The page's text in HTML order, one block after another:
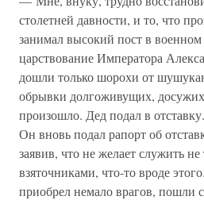
столетней давности, и то, что
занимал высокий пост в военном
царствование Императора
дошли только шорохи от
обрывки долгоживущих,
произошло. Дед подал в
Он вновь подал рапорт об
заявив, что не желает служить
взяточниками, что-то вроде
приобрел немало врагов, пошли